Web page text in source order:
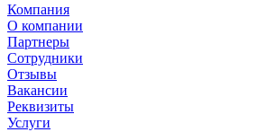
Компания
О компании
Партнеры
Сотрудники
Отзывы
Вакансии
Реквизиты
Услуги